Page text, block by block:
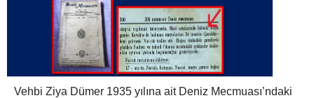
Vehbi Ziya Dümer 1935 yılına ait Deniz Mecmuası’ndaki